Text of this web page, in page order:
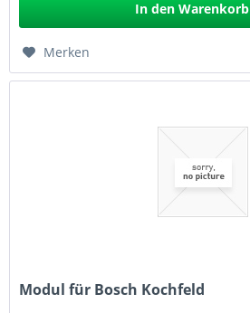
In den Warenkorb
Merken
Modul für Bosch Kochfeld